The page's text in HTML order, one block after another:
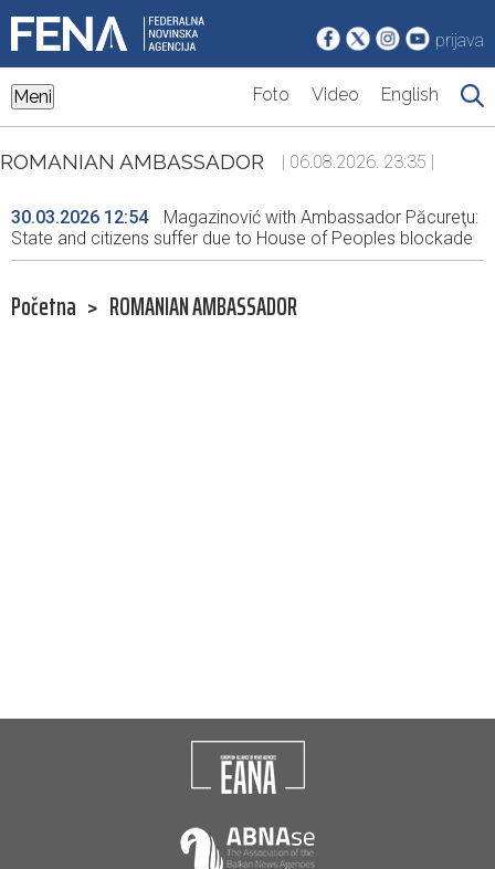
prijava
Meni Foto Video English
ROMANIAN AMBASSADOR | 06.08.2026. 23:35 |
30.03.2026 12:54
Magazinović with Ambassador Păcureţu:
State and citizens suffer due to House of Peoples blockade
Početna > ROMANIAN AMBASSADOR